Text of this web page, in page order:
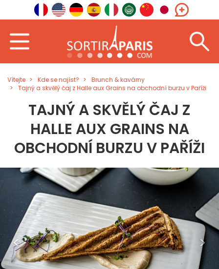
Vítejte Kde se najíst?
Brunch & kavárny
Tajný a skvělý čaj z Halle aux Grains na obchodní burzu v Paříži
TAJNÝ A SKVĚLÝ ČAJ Z
HALLE AUX GRAINS NA
OBCHODNÍ BURZU V PAŘÍŽI
< >